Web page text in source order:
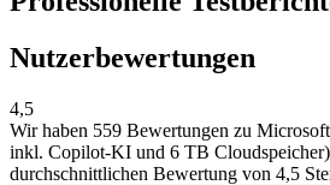
Nutzerbewertungen
4,5
Wir haben 559 Bewertungen zu
inkl. Copilot-KI und 6 TB
durchschnittlichen Bewertung von 4,5